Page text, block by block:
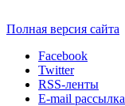
Полная версия сайта
Facebook
Twitter
RSS-ленты
E-mail рассылка